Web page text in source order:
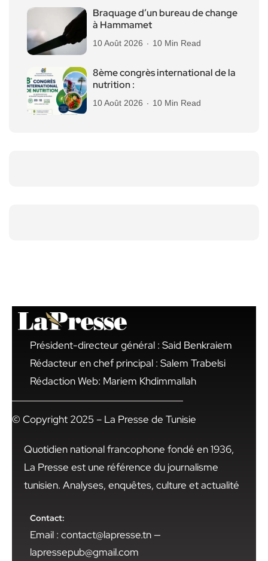
Braquage d’un bureau de change
à Hammamet
10 Août 2026 10 Min Read
8ème congrès international de la
nutrition :
10 Août 2026 10 Min Read
Président-directeur général : Said Benkraiem
Rédacteur en chef principal : Salem Trabelsi
Rédaction Web: Mariem Khdimmallah
© Copyright 2025 – La Presse de Tunisie
Quotidien national francophone fondé en 1936,
La Presse est une référence du journalisme
tunisien. Analyses, enquêtes, culture et actualité
Contact:
Email : contact@lapresse.tn —
lapressepub@gmail.com